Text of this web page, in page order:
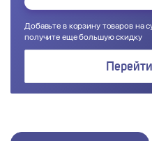
Добавьте в корзину товаров на
получите еще большую скидку